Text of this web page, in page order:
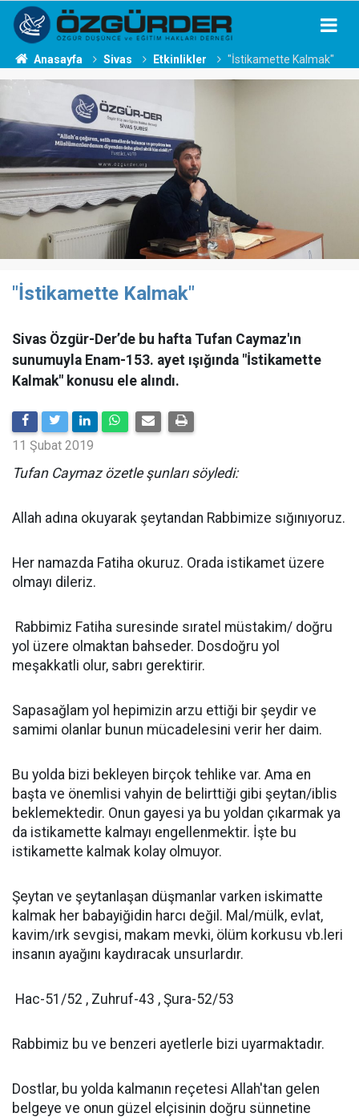
Anasayfa Sivas Etkinlikler "İstikamette Kalmak"
"İstikamette Kalmak"
Sivas Özgür-Der’de bu hafta Tufan Caymaz'ın
sunumuyla Enam-153. ayet ışığında "İstikamette
Kalmak" konusu ele alındı.
11 Şubat 2019
Tufan Caymaz özetle şunları söyledi:
Allah adına okuyarak şeytandan Rabbimize sığınıyoruz.
Her namazda Fatiha okuruz. Orada istikamet üzere
olmayı dileriz.
Rabbimiz Fatiha suresinde sıratel müstakim/ doğru
yol üzere olmaktan bahseder. Dosdoğru yol
meşakkatli olur, sabrı gerektirir.
Sapasağlam yol hepimizin arzu ettiği bir şeydir ve
samimi olanlar bunun mücadelesini verir her daim.
Bu yolda bizi bekleyen birçok tehlike var. Ama en
başta ve önemlisi vahyin de belirttiği gibi şeytan/iblis
beklemektedir. Onun gayesi ya bu yoldan çıkarmak ya
da istikamette kalmayı engellenmektir. İşte bu
istikamette kalmak kolay olmuyor.
Şeytan ve şeytanlaşan düşmanlar varken iskimatte
kalmak her babayiğidin harcı değil. Mal/mülk, evlat,
kavim/ırk sevgisi, makam mevki, ölüm korkusu vb.leri
insanın ayağını kaydıracak unsurlardır.
Hac-51/52 , Zuhruf-43 , Şura-52/53
Rabbimiz bu ve benzeri ayetlerle bizi uyarmaktadır.
Dostlar, bu yolda kalmanın reçetesi Allah'tan gelen
belgeye ve onun güzel elçisinin doğru sünnetine